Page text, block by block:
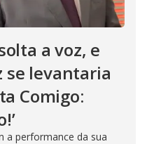
a voz, e
se levantaria
Comigo:
a performance da sua